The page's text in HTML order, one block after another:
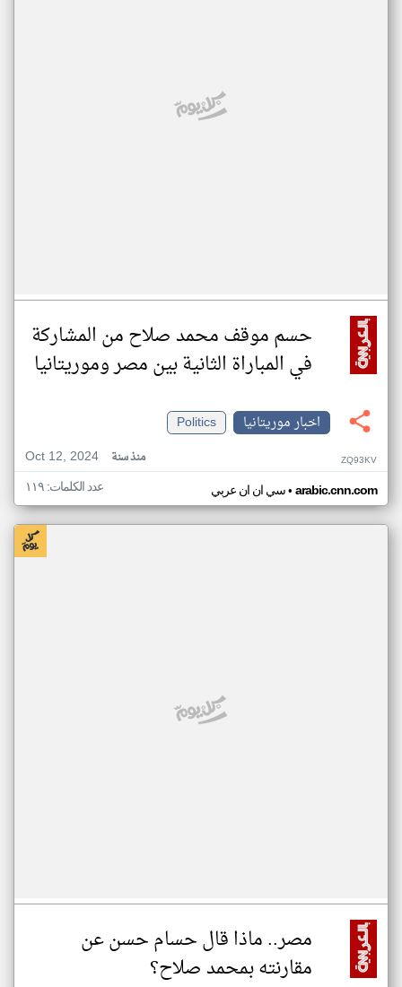
حسم موقف محمد صلاح من المشاركة
في المباراة الثانية بين مصر وموريتانيا
اخبار موريتانيا
Politics
Oct 12, 2024
منذ سنة ZQ93KV
سي ان ان عربي• arabic.cnn.com عدد الكلمات: ١١٩
مصر.. ماذا قال حسام حسن عن
مقارنته بمحمد صلاح؟